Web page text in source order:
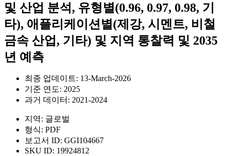
및 산업 분석, 유형별(0.96, 0.97, 0.98, 기
타), 애플리케이션별(제강, 시멘트, 비철
금속 산업, 기타) 및 지역 통찰력 및 2035
년 예측
최종 업데이트: 13-March-2026
기준 연도: 2025
과거 데이터: 2021-2024
지역: 글로벌
형식: PDF
보고서 ID: GGI104667
SKU ID: 19924812